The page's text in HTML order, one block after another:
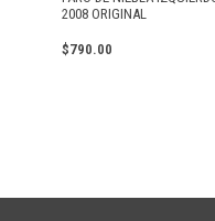
2008 ORIGINAL
$790.00